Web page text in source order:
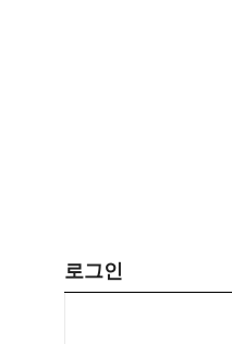
로그인